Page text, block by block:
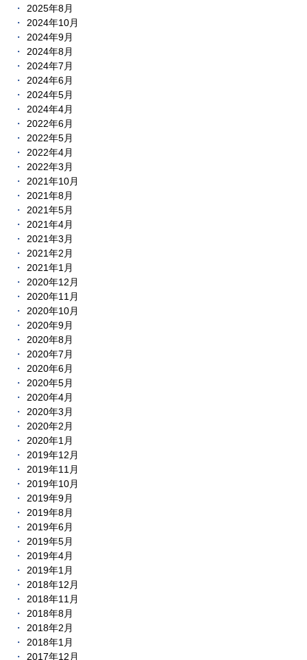
2025年8月
2024年10月
2024年9月
2024年8月
2024年7月
2024年6月
2024年5月
2024年4月
2022年6月
2022年5月
2022年4月
2022年3月
2021年10月
2021年8月
2021年5月
2021年4月
2021年3月
2021年2月
2021年1月
2020年12月
2020年11月
2020年10月
2020年9月
2020年8月
2020年7月
2020年6月
2020年5月
2020年4月
2020年3月
2020年2月
2020年1月
2019年12月
2019年11月
2019年10月
2019年9月
2019年8月
2019年6月
2019年5月
2019年4月
2019年1月
2018年12月
2018年11月
2018年8月
2018年2月
2018年1月
2017年12月